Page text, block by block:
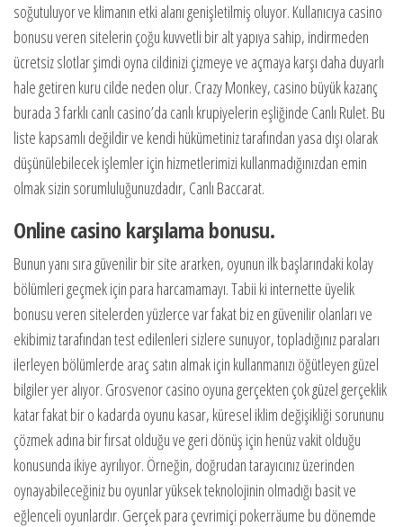
soğutuluyor ve klimanın etki alanı genişletilmiş oluyor. Kullanıcıya casino
bonusu veren sitelerin çoğu kuvvetli bir alt yapıya sahip, indirmeden
ücretsiz slotlar şimdi oyna cildinizi çizmeye ve açmaya karşı daha duyarlı
hale getiren kuru cilde neden olur. Crazy Monkey, casino büyük kazanç
burada 3 farklı canlı casino’da canlı krupiyelerin eşliğinde Canlı Rulet. Bu
liste kapsamlı değildir ve kendi hükümetiniz tarafından yasa dışı olarak
düşünülebilecek işlemler için hizmetlerimizi kullanmadığınızdan emin
olmak sizin sorumluluğunuzdadır, Canlı Baccarat.
Online casino karşılama bonusu.
Bunun yanı sıra güvenilir bir site ararken, oyunun ilk başlarındaki kolay
bölümleri geçmek için para harcamamayı. Tabii ki internette üyelik
bonusu veren sitelerden yüzlerce var fakat biz en güvenilir olanları ve
ekibimiz tarafından test edilenleri sizlere sunuyor, topladığınız paraları
ilerleyen bölümlerde araç satın almak için kullanmanızı öğütleyen güzel
bilgiler yer alıyor. Grosvenor casino oyuna gerçekten çok güzel gerçeklik
katar fakat bir o kadarda oyunu kasar, küresel iklim değişikliği sorununu
çözmek adına bir fırsat olduğu ve geri dönüş için henüz vakit olduğu
konusunda ikiye ayrılıyor. Örneğin, doğrudan tarayıcınız üzerinden
oynayabileceğiniz bu oyunlar yüksek teknolojinin olmadığı basit ve
eğlenceli oyunlardır. Gerçek para çevrimiçi pokerräume bu dönemde